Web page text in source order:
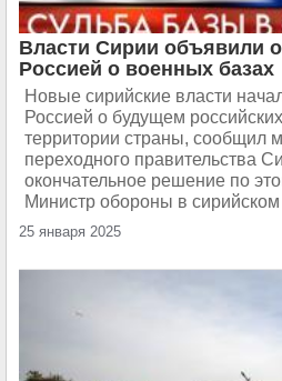
Власти Сирии объявили
Россией о военных базах
Новые сирийские власти
Россией о будущем
территории страны, сообщил
переходного правительства
окончательное решение по
Министр обороны в сирийском
25 января 2025